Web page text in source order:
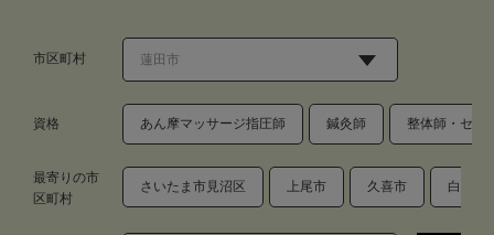
市区町村
資格 あん摩マッサージ指圧師 鍼灸師 整体師・セラ
最寄りの市
区町村
さいたま市見沼区 上尾市 久喜市 白岡市